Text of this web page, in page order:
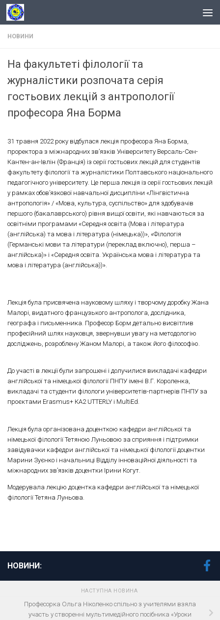
Skip to content
НОВИНИ
На факультеті філології та
журналістики розпочата серія
гостьових лекцій з антропології
професора Яна Борма
31 травня 2022 року відбулася лекція професора Яна Борма,
проректора з міжнародних зв’язків Університету Версаль-Сен-
Кантен-ан-Івлін (Франція) із серії гостьових лекцій для студентів
факультету філології та журналістики Полтавського національного
педагогічного університету. Це перша лекція із серії гостьових лекцій
у рамках обов’язкової навчальної дисципліни «Лінгвістична
антропологія» / «Мова, культура, суспільство» для здобувачів
першого (бакалаврського) рівня вищої освіти, які навчаються за
освітніми програмами «Середня освіта (Мова і література
(англійська) та мова і література (німецька))», «Філологія
(Германські мови та літератури (переклад включно), перша –
англійська)» і «Середня освіта. Українська мова і література та
мова і література (англійська))».
Лекція була присвячена науковому шляху і творчому доробку Жана
Малорі, видатного французького антрополога, дослідника,
географа і письменника. Професор Борм детально висвітлив
професійний шлях науковця, звернувши увагу на методологію
досліджень, розроблену Жаном Малорі, а також його філософію.
До участі в лекції були запрошені і долучилися викладачі кафедри
англійської та німецької філології ПНПУ імені В.Г. Короленка,
викладачі та студенти філологи університетів-партнерів ПНПУ за
проєктами Erasmus+ КА2 UTTERLY і MultiEd.
Лекція була організована доценткою кафедри англійської та
німецької філології Тетяною Луньовою за сприяння і підтримки
завідувачки кафедри англійської та німецької філології доцентки
Марини Зуєнко і начальниці Відділу інноваційної діяльності та
міжнародних зв’язків доцентки Ірини Когут.
Модерувала лекцію доцентка кафедри англійської та німецької
філології Тетяна Луньова.
НОВИНИ:
НАСТУПНА НОВИНА
Професорка Ольга Ніколенко спільно з учителями взяла
участь у створенні мультимедійного посібника «Уроки